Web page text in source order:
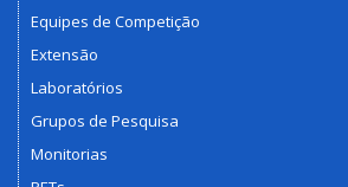
Equipes de Competição
Extensão
Laboratórios
Grupos de Pesquisa
Monitorias